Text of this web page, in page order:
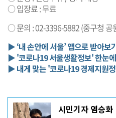
○ 입장료 : 무료
○ 문의 : 02-3396-5882 (중구청 공
▶ ‘내 손안에 서울’ 앱으로 받아보
▶ '코로나19 서울생활정보' 한눈
▶ 내게 맞는 '코로나19 경제지원
기
사 시민기자 염승화